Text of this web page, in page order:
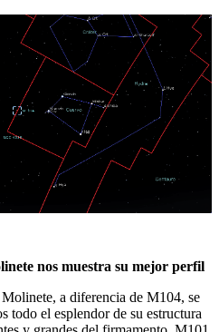
nos muestra su mejor perfil
a diferencia de M104, se
todo el esplendor de su estructura